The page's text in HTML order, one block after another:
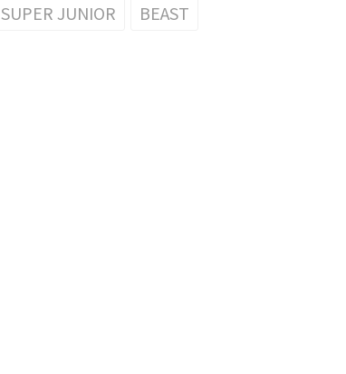
SUPER JUNIOR BEAST